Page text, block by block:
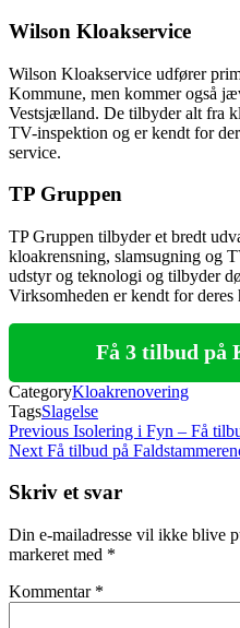
Wilson Kloakservice
Wilson Kloakservice udfører
Kommune, men kommer også
Vestsjælland. De tilbyder alt fra
TV-inspektion og er kendt for
service.
TP Gruppen
TP Gruppen tilbyder et bredt
kloakrensning, slamsugning og
udstyr og teknologi og tilbyder
Virksomheden er kendt for
Få 3 tilbud på
CategoryKloakrenovering
TagsSlagelse
Indlægsnavigation
Previous
Post
Previous Isolering i Fyn – Få
Next
Next Få tilbud på
Skriv et svar
Din e-mailadresse vil ikke blive
markeret med *
Kommentar *